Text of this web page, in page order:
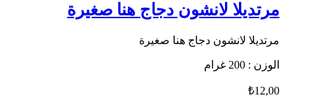
مرتديلا لانشون دجاج هنا صغيرة
مرتديلا لانشون دجاج هنا صغيرة
الوزن : 200 غرام
₺12,00